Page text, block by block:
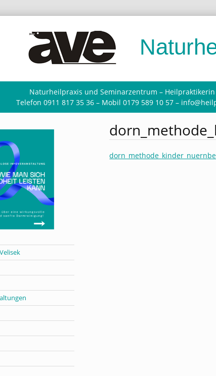
Naturheilpraxis und Seminarzentrum –
Telefon 0911 817 35 36 – Mobil 0179 589 10 57 –